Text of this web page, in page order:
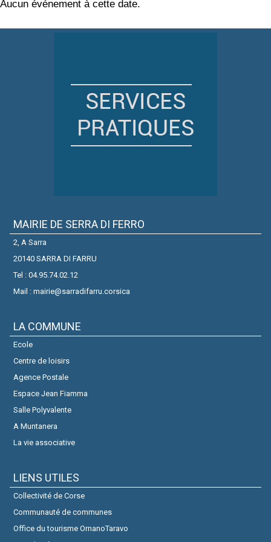
Aucun événement à cette date.
MAIRIE DE SERRA DI FERRO
2, A Sarra
20140 SARRA DI FARRU
Tel : 04.95.74.02.12
Mail : mairie@sarradifarru.corsica
LA COMMUNE
Ecole
Centre de loisirs
Agence Postale
Espace Jean Fiamma
Salle Polyvalente
A Muntanera
La vie associative
LIENS UTILES
Collectivité de Corse
Communauté de communes
Office du tourisme OrnanoTaravo